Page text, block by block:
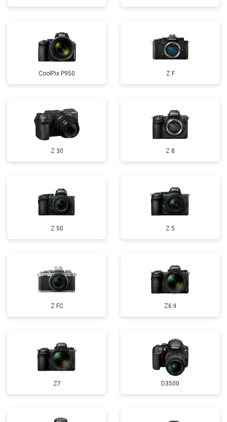
CoolPix P950 Z F
Z 30 Z 8
Z 50 Z 5
Z FC Z6 II
Z7 D3500